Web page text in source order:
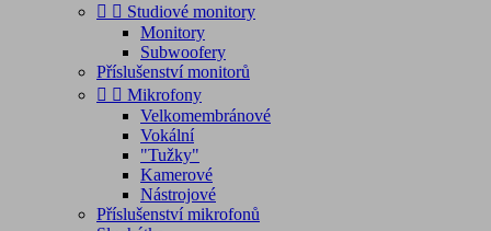
  Studiové monitory
Monitory
Subwoofery
Příslušenství monitorů
  Mikrofony
Velkomembránové
Vokální
"Tužky"
Kamerové
Nástrojové
Příslušenství mikrofonů